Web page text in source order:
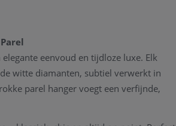
eenvoud en tijdloze luxe. Elk
witte diamanten, subtiel verwerkt in
parel hanger voegt een verfijnde,